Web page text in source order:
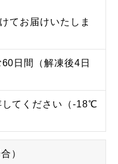
てお届けいたしま
日間（解凍後4日
してください（-18℃
）